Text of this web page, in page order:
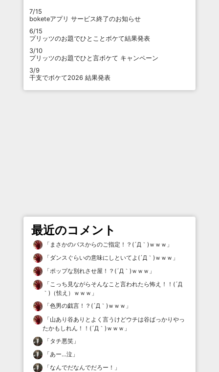
7/15
boketeアプリ サービス終了のお知らせ
6/15
プリッツのお題でひとことボケて結果発表
3/10
プリッツのお題でひと言ボケて キャンペーン
3/9
干支でボケて2026 結果発表
最近のコメント
「 まさかのバスからのご指定！？(´Д｀)ｗｗｗ 」
「ダンスぐらいの意味にしといてよ(´Д｀)ｗｗｗ 」
「ポップな別れさせ屋！？(´Д｀)ｗｗｗ 」
「こっち見ながらそんなこと言われたら怖え！！(´Д
｀)（怯え）ｗｗｗ 」
「色男の戯言！？(´Д｀)ｗｗｗ 」
「山あり谷ありとよく言うけどウチは谷ばっかりやっ
たかもしれん！！(´Д｀)ｗｗｗ 」
「タチ悪笑 」
「あー…泣 」
「なんでだなんでだろー！ 」